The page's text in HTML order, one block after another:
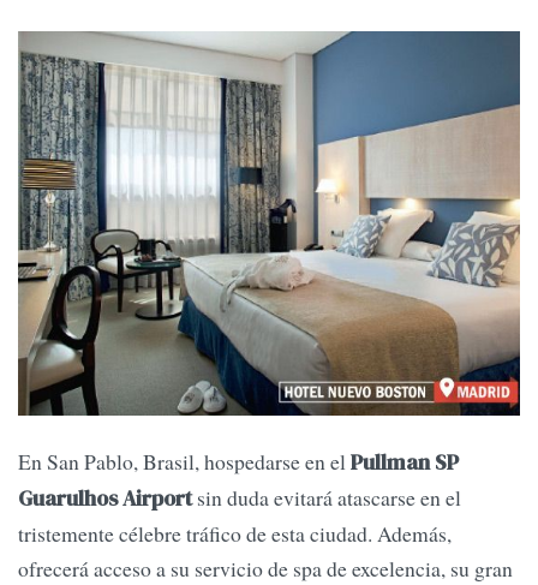
En San Pablo, Brasil, hospedarse en elPullman SP
Guarulhos Airportsin duda evitará atascarse en el
tristemente célebre tráfico de esta ciudad. Además,
ofrecerá acceso a su servicio de spa de excelencia, su gran